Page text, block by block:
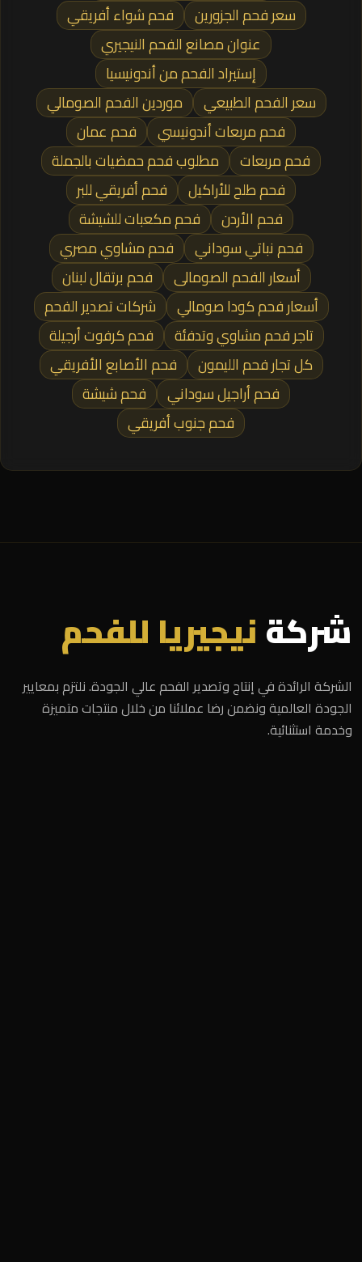
سعر فحم الجزورين
فحم شواء أفريقي
عنوان مصانع الفحم النيجيري
إستيراد الفحم من أندونيسيا
سعر الفحم الطبيعي
موردين الفحم الصومالي
فحم مربعات أندونيسي
فحم عمان
فحم مربعات
مطلوب فحم حمضيات بالجملة
فحم طلح للأراكيل
فحم أفريقي للبر
فحم الأردن
فحم مكعبات للشيشة
فحم نباتي سوداني
فحم مشاوي مصري
أسعار الفحم الصومالى
فحم برتقال لبنان
أسعار فحم كودا صومالي
شركات تصدير الفحم
تاجر فحم مشاوي وتدفئة
فحم كرفوت أرجيلة
كل تجار فحم الليمون
فحم الأصابع الأفريقي
فحم أراجيل سوداني
فحم شيشة
فحم جنوب أفريقي
شركةنيجيريا للفحم
الشركة الرائدة في إنتاج وتصدير الفحم عالي الجودة. نلتزم بمعايير
الجودة العالمية ونضمن رضا عملائنا من خلال منتجات متميزة
وخدمة استثنائية.